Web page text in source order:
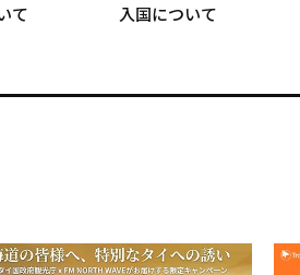
て 入国について